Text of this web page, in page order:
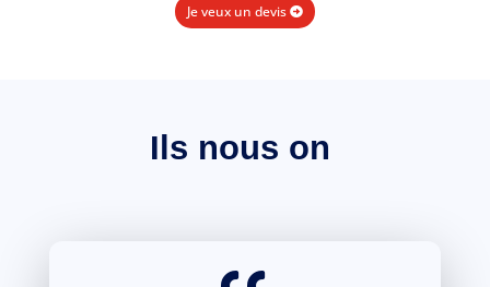
Je veux un devis
Ils nous ont fa